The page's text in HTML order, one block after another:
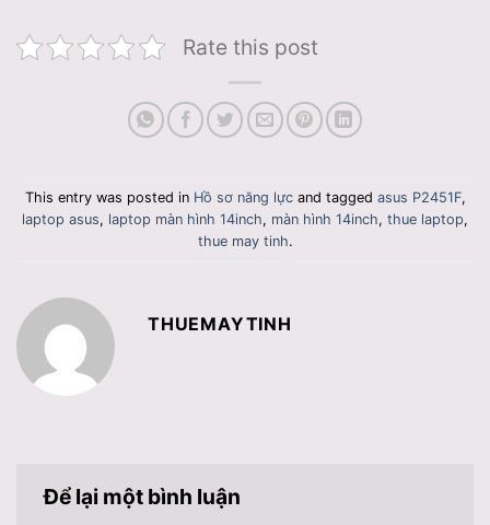
Rate this post
This entry was posted in Hồ sơ năng lựcand tagged asus P2451F,
laptop asus, laptop màn hình 14inch, màn hình 14inch, thue laptop,
thue may tinh.
THUEMAYTINH
Để lại một bình luận